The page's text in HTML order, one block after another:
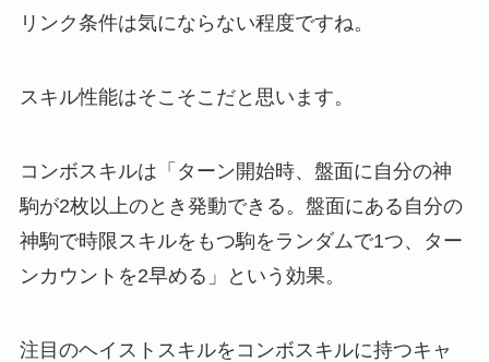
リンク条件は気にならない程度ですね。
スキル性能はそこそこだと思います。
コンボスキルは「ターン開始時、盤面に自分の神
駒が2枚以上のとき発動できる。盤面にある自分の
神駒で時限スキルをもつ駒をランダムで1つ、ター
ンカウントを2早める」という効果。
注目のヘイストスキルをコンボスキルに持つキャ